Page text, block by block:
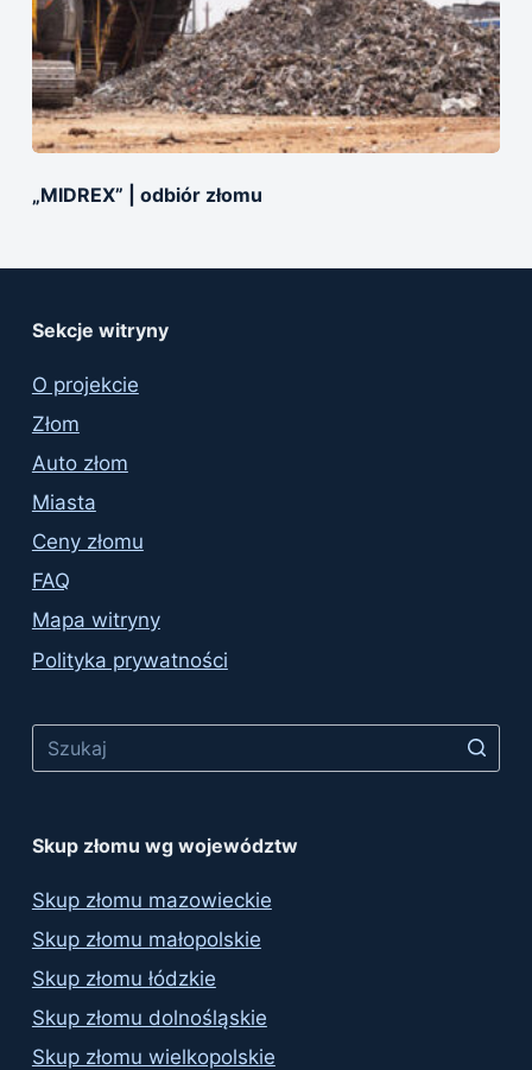
„MIDREX” | odbiór złomu
Sekcje witryny
O projekcie
Złom
Auto złom
Miasta
Ceny złomu
FAQ
Mapa witryny
Polityka prywatności
Skup złomu wg województw
Skup złomu mazowieckie
Skup złomu małopolskie
Skup złomu łódzkie
Skup złomu dolnośląskie
Skup złomu wielkopolskie